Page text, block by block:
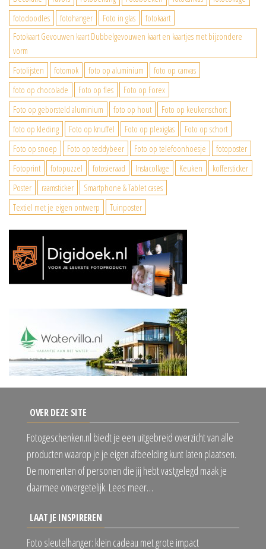
fotodoodles
fotohanger Foto in glas
fotokaart
Fotokaart Gevouwen kaart Dubbelgevouwen kaart en kaartjes met bijzondere
vorm
Fotolijsten
fotomok foto op aluminium
foto op canvas
foto op chocolade
Foto op fles
Foto op Forex
Foto op geborsteld aluminium
foto op hout
Foto op keukenschort
foto op kleding
Foto op knuffel Foto op plexiglas
Foto op schort
Foto op snoep
Foto op teddybeer Foto op telefoonhoesje
fotoposter
Fotoprint
fotopuzzel fotosieraad Instacollage Keuken
koffersticker
Poster
raamsticker
Smartphone & Tablet cases
Textiel met je eigen ontwerp
Tuinposter
OVER DEZE SITE
Fotogeschenken.nl biedt je een uitgebreid overzicht van alle
producten waarop je je eigen afbeelding kunt laten plaatsen.
De momenten of personen die jij hebt vastgelegd maak je
daarmee onvergetelijk. Lees meer…
LAAT JE INSPIREREN
Foto sleutelhanger: klein cadeau met grote impact